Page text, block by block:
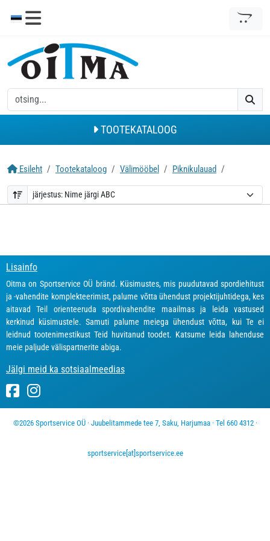
TOOTEKATALOOG
Esileht Tootekataloog Välimööbel Piknikulauad
Lisainfo
Oitma on Sportservice OÜ bränd. Küsimustes, mis puudutavad spordiehitust
ja -vahendite komplekteerimist, palume võtta ühendust projektijuhtidega, kes
aitavad Teil orienteeruda spordivahendite maailmas ja leida vastused
kerkinud küsimustele. Samuti palume meiega ühendust võtta, kui Te ei
leidnud tootenimestikust Teid huvitanud toodet. Katsume leida lahenduse
meie paljude välispartnerite abiga.
Jälgi meid ka sotsiaalmeedias
©2026 Sportservice OÜ · Juubelitammede tee 7, Saku, Harjumaa · Tel 660 4312 ·
sportservice[at]sportservice.ee